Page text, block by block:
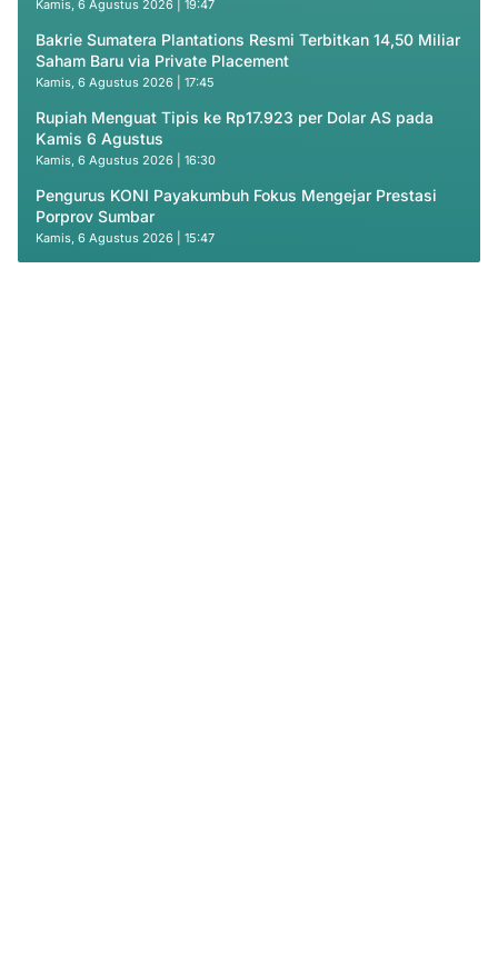
Kamis, 6 Agustus 2026 | 19:47
Bakrie Sumatera Plantations Resmi Terbitkan 14,50 Miliar
Saham Baru via Private Placement
Kamis, 6 Agustus 2026 | 17:45
Rupiah Menguat Tipis ke Rp17.923 per Dolar AS pada
Kamis 6 Agustus
Kamis, 6 Agustus 2026 | 16:30
Pengurus KONI Payakumbuh Fokus Mengejar Prestasi
Porprov Sumbar
Kamis, 6 Agustus 2026 | 15:47